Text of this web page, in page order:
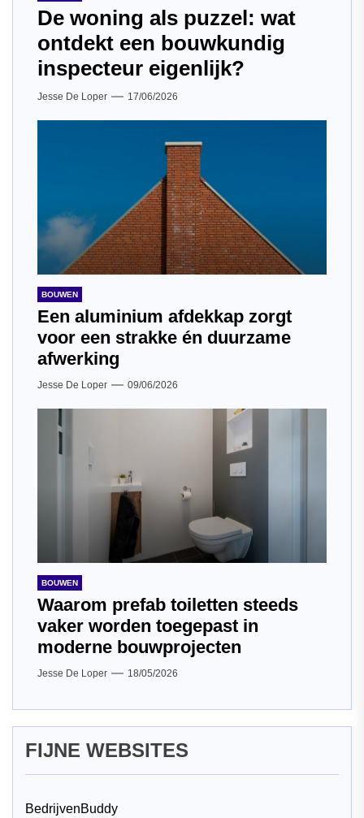
De woning als puzzel: wat
ontdekt een bouwkundig
inspecteur eigenlijk?
Jesse De Loper 17/06/2026
BOUWEN
Een aluminium afdekkap zorgt
voor een strakke én duurzame
afwerking
Jesse De Loper 09/06/2026
BOUWEN
Waarom prefab toiletten steeds
vaker worden toegepast in
moderne bouwprojecten
Jesse De Loper 18/05/2026
FIJNE WEBSITES
BedrijvenBuddy